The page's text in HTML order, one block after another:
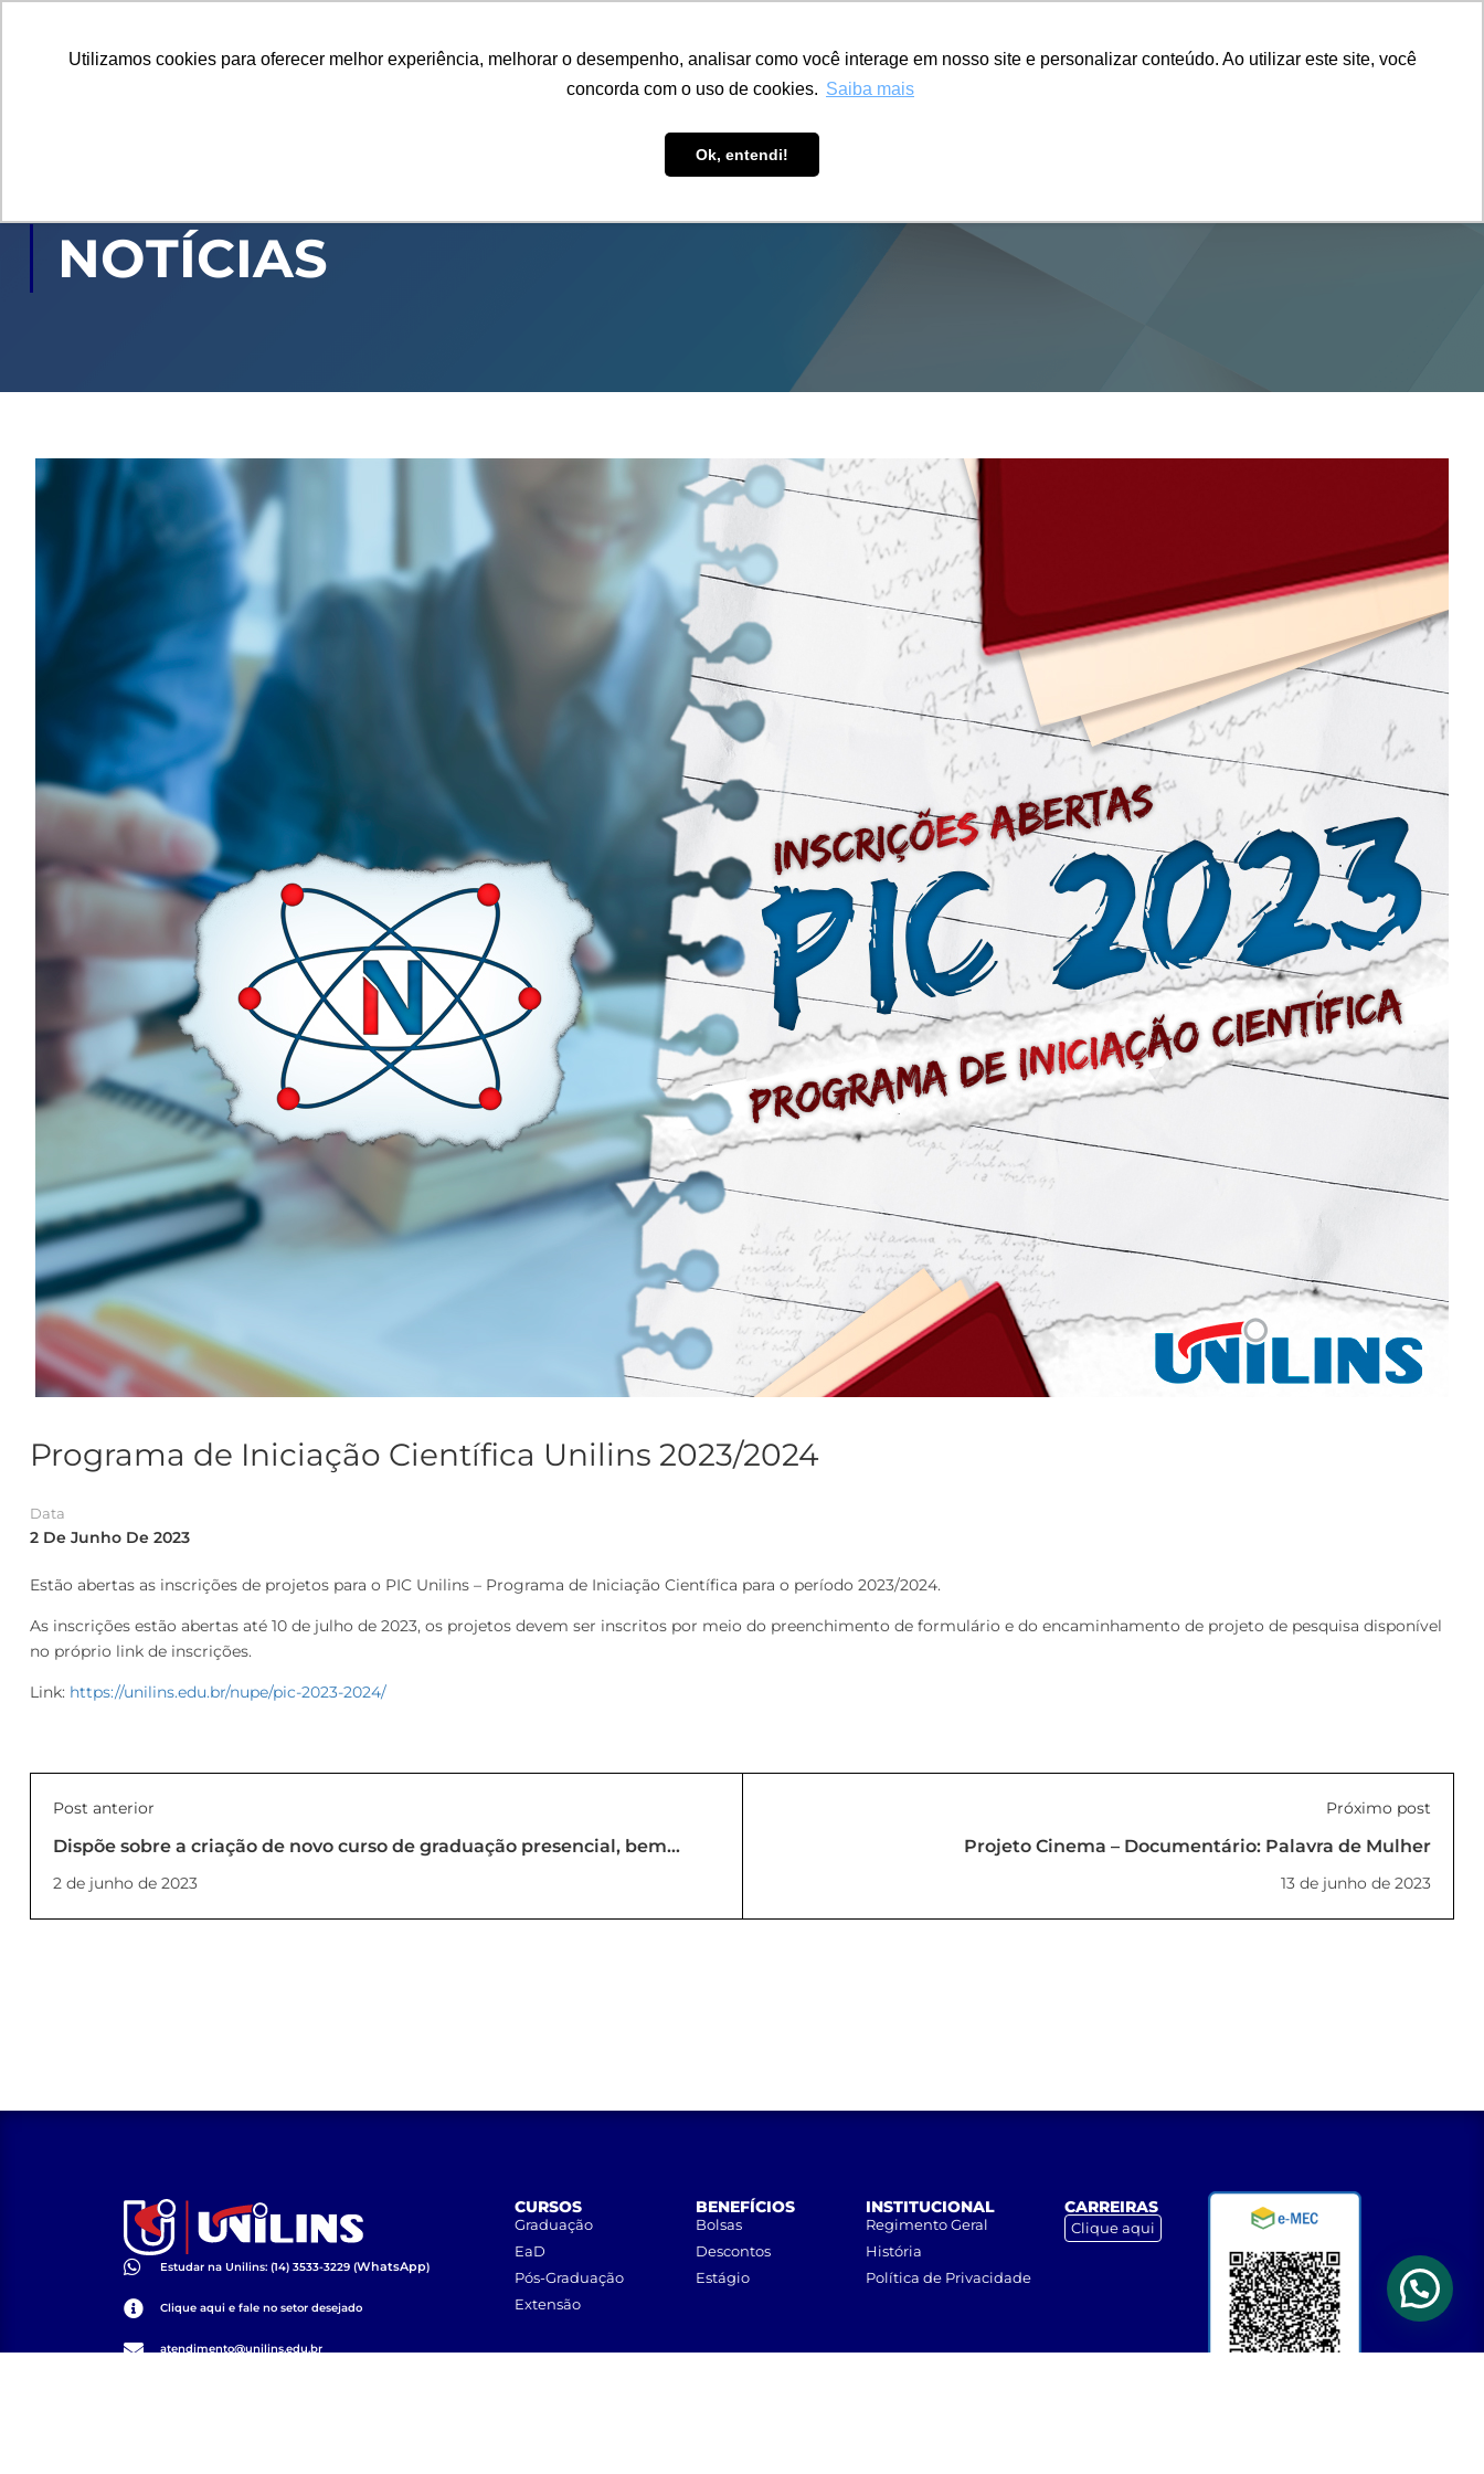
Utilizamos cookies para oferecer melhor experiência, melhorar o desempenho, analisar como você interage em nosso site e personalizar conteúdo. Ao utilizar este site, você
concorda com o uso de cookies. Saiba mais
Ok, entendi!
PÓS-GRADUAÇÃO CAPACITAÇÃO EXTENSÃO PESQUISA
NOTÍCIAS
Programa de Iniciação Científica Unilins 2023/2024
Data
2 De Junho De 2023
Estão abertas as inscrições de projetos para o PIC Unilins – Programa de Iniciação Científica para o período 2023/2024.
As inscrições estão abertas até 10 de julho de 2023, os projetos devem ser inscritos por meio do preenchimento de formulário e do encaminhamento de projeto de pesquisa disponível
no próprio link de inscrições.
Link: https://unilins.edu.br/nupe/pic-2023-2024/
Post anterior
Dispõe sobre a criação de novo curso de graduação presencial, bem
como tornar sem efeito a Portaria ConSuni nº 01, de 12 de dezembro de
2 de junho de 2023
Próximo post
Projeto Cinema – Documentário: Palavra de Mulher
13 de junho de 2023
Estudar na Unilins: (14) 3533-3229 (WhatsApp)
Clique aqui e fale no setor desejado
atendimento@unilins.edu.br
CURSOS
Graduação
EaD
Pós-Graduação
Extensão
BENEFÍCIOS
Bolsas
Descontos
Estágio
INSTITUCIONAL
Regimento Geral
História
Política de Privacidade
CARREIRAS
Clique aqui